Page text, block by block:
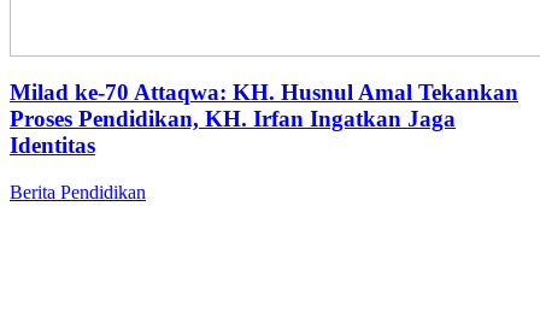
Milad ke-70 Attaqwa: KH. Husnul Amal Tekankan
Proses Pendidikan, KH. Irfan Ingatkan Jaga
Identitas
Berita Pendidikan